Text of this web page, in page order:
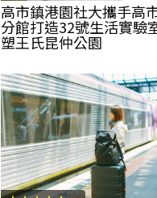
高市鎮港園社大攜手高
分館打造32號生活實驗
塑王氏昆仲公園